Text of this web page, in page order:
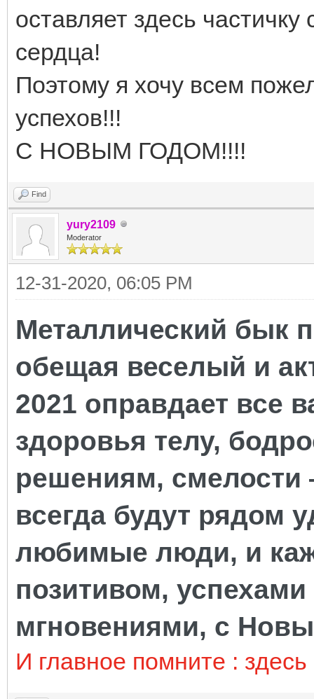
оставляет здесь
сердца!
Поэтому я хочу всем
успехов!!!
С НОВЫМ ГОДОМ!!!!
Find
yury2109
Moderator
12-31-2020, 06:05 PM
Металлический бык
обещая веселый и
2021 оправдает все
здоровья телу,
решениям, смелости
всегда будут рядом
любимые люди, и
позитивом,
мгновениями, с
И главное помните :